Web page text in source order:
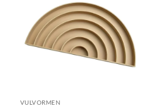
VULVORMEN